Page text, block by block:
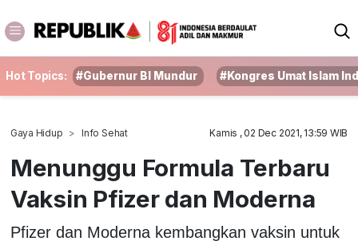
Hot Topics: #Gubernur BI Mundur #Kongres Umat Islam
Gaya Hidup Info Sehat Kamis , 02 Dec 2021, 13:59 WIB
Menunggu Formula Terbaru
Vaksin Pfizer dan Moderna
Pfizer dan Moderna kembangkan vaksin untuk